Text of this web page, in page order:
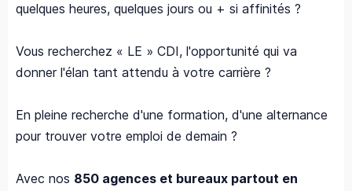
quelques heures, quelques jours ou + si affinités ?
Vous recherchez « LE » CDI, l'opportunité qui va
donner l'élan tant attendu à votre carrière ?
En pleine recherche d'une formation, d'une alternance
pour trouver votre emploi de demain ?
Avec nos 850 agences et bureaux partout en